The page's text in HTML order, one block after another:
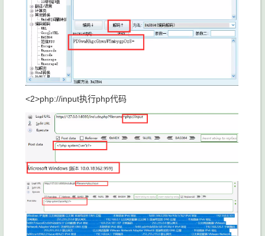
<2>php://input执行php代码